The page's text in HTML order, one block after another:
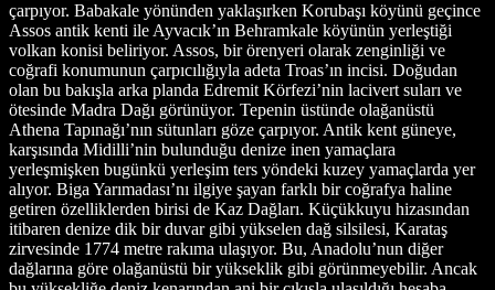
çarpıyor. Babakale yönünden yaklaşırken Korubaşı köyünü geçince
Assos antik kenti ile Ayvacık’ın Behramkale köyünün yerleştiği
volkan konisi beliriyor. Assos, bir örenyeri olarak zenginliği ve
coğrafi konumunun çarpıcılığıyla adeta Troas’ın incisi. Doğudan
olan bu bakışla arka planda Edremit Körfezi’nin lacivert suları ve
ötesinde Madra Dağı görünüyor. Tepenin üstünde olağanüstü
Athena Tapınağı’nın sütunları göze çarpıyor. Antik kent güneye,
karşısında Midilli’nin bulunduğu denize inen yamaçlara
yerleşmişken bugünkü yerleşim ters yöndeki kuzey yamaçlarda yer
alıyor. Biga Yarımadası’nı ilgiye şayan farklı bir coğrafya haline
getiren özelliklerden birisi de Kaz Dağları. Küçükkuyu hizasından
itibaren denize dik bir duvar gibi yükselen dağ silsilesi, Karataş
zirvesinde 1774 metre rakıma ulaşıyor. Bu, Anadolu’nun diğer
dağlarına göre olağanüstü bir yükseklik gibi görünmeyebilir. Ancak